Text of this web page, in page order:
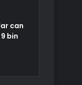
can
bin